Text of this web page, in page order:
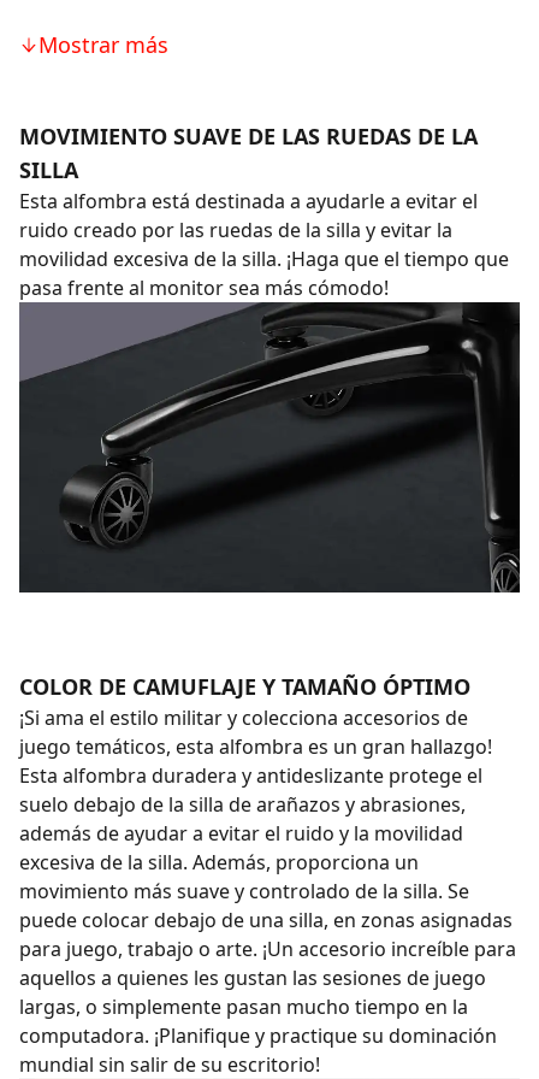
Mostrar más
MOVIMIENTO SUAVE DE LAS RUEDAS DE LA
SILLA
Esta alfombra está destinada a ayudarle a evitar el
ruido creado por las ruedas de la silla y evitar la
movilidad excesiva de la silla. ¡Haga que el tiempo que
pasa frente al monitor sea más cómodo!
COLOR DE CAMUFLAJE Y TAMAÑO ÓPTIMO
¡Si ama el estilo militar y colecciona accesorios de
juego temáticos, esta alfombra es un gran hallazgo!
Esta alfombra duradera y antideslizante protege el
suelo debajo de la silla de arañazos y abrasiones,
además de ayudar a evitar el ruido y la movilidad
excesiva de la silla. Además, proporciona un
movimiento más suave y controlado de la silla. Se
puede colocar debajo de una silla, en zonas asignadas
para juego, trabajo o arte. ¡Un accesorio increíble para
aquellos a quienes les gustan las sesiones de juego
largas, o simplemente pasan mucho tiempo en la
computadora. ¡Planifique y practique su dominación
mundial sin salir de su escritorio!